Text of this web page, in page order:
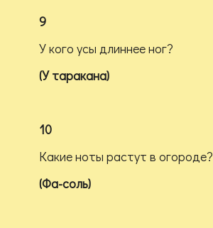
9
У кого усы длиннее ног?
(У таракана)
10
Какие ноты растут в огороде?
(Фа-соль)